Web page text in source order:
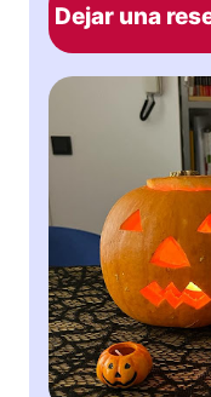
Dejar una